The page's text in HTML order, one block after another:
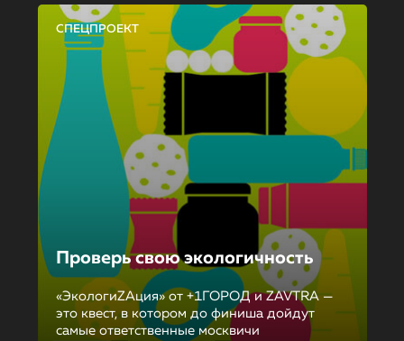
СПЕЦПРОЕКТ
Проверь свою экологичность
«ЭкологиZAция» от +1ГОРОД и ZAVTRA —
это квест, в котором до финиша дойдут
самые ответственные москвичи